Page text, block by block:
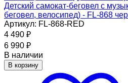
Детский самокат-беговел с
беговел, велосипед) - FL-868
Артикул: FL-868-RED
4 490 ₽
6 990 ₽
В наличии
В корзину